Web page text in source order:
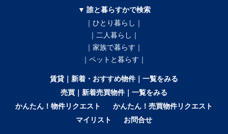
▼ 誰と暮らすかで検索
｜ひとり暮らし｜
｜二人暮らし｜
｜家族で暮らす｜
｜ペットと暮らす｜
賃貸｜新着・おすすめ物件｜一覧をみる
売買｜新着売買物件｜一覧をみる
かんたん！物件リクエスト
かんたん！売買物件リクエスト
マイリスト
お問合せ